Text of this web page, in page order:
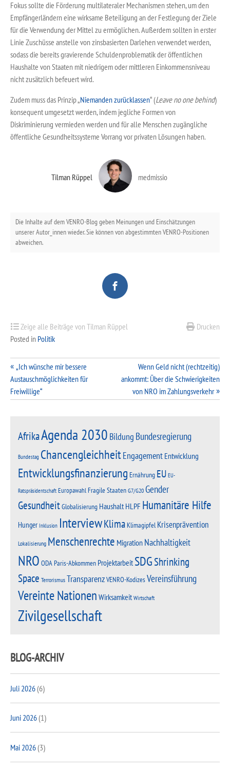
Fokus sollte die Förderung multilateraler Mechanismen stehen, um den
Empfängerländern eine wirksame Beteiligung an der Festlegung der Ziele
für die Verwendung der Mittel zu ermöglichen. Außerdem sollten in erster
Linie Zuschüsse anstelle von zinsbasierten Darlehen verwendet werden,
sodass die bereits gravierende Schuldenproblematik der öffentlichen
Haushalte von Staaten mit niedrigem oder mittleren Einkommensniveau
nicht zusätzlich befeuert wird.
Zudem muss das Prinzip „Niemanden zurücklassen“ (Leave no one behind)
konsequent umgesetzt werden, indem jegliche Formen von
Diskriminierung vermieden werden und für alle Menschen zugängliche
öffentliche Gesundheitssysteme Vorrang vor privaten Lösungen haben.
Tilman Rüppel medmissio
Die Inhalte auf dem VENRO-Blog geben Meinungen und Einschätzungen
unserer Autor_innen wieder. Sie können von abgestimmten VENRO-Positionen
abweichen.
Drucken
Zeige alle Beiträge von Tilman Rüppel
Posted in Politik
Beitragsnavigation
„Ich wünsche mir bessere
Austauschmöglichkeiten für
Freiwillige“
Wenn Geld nicht (rechtzeitig)
ankommt: Über die Schwierigkeiten
von NRO im Zahlungsverkehr
AfrikaAgenda 2030 Bildung Bundesregierung
Bundestag ChancengleichheitEngagement Entwicklung
Entwicklungsfinanzierung Ernährung EU EU-
Ratspräsidentschaft EuropawahlFragile StaatenG7/G20Gender
GesundheitGlobalisierung HaushaltHLPF Humanitäre Hilfe
Hunger Inklusion InterviewKlimaKlimagipfel Krisenprävention
Lokalisierung Menschenrechte Migration Nachhaltigkeit
NRO ODAParis-Abkommen ProjektarbeitSDGShrinking
Space TerrorismusTransparenzVENRO-KodizesVereinsführung
Vereinte Nationen Wirksamkeit Wirtschaft
Zivilgesellschaft
BLOG-ARCHIV
Juli 2026(6)
Juni 2026(1)
Mai 2026(3)